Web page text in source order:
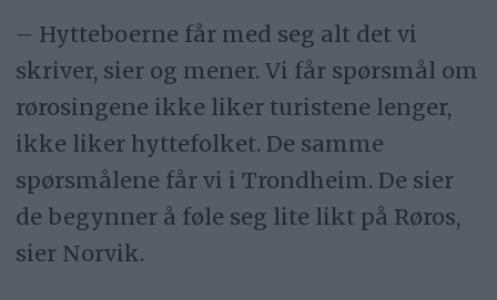
– Hytteboerne får med seg alt det vi
skriver, sier og mener. Vi får spørsmål om
rørosingene ikke liker turistene lenger,
ikke liker hyttefolket. De samme
spørsmålene får vi i Trondheim. De sier
de begynner å føle seg lite likt på Røros,
sier Norvik.